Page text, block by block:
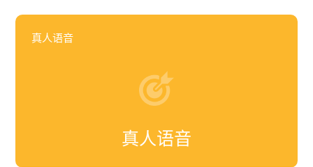
真人语音
真人语音